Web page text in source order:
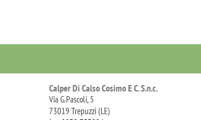
Calper Di Calso Cosimo E C. S.n.c.
Via G.Pascoli, 5
73019 Trepuzzi (LE)